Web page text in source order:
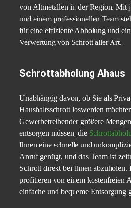
von Altmetallen in der Region. Mit
und einem professionellen Team
für eine effiziente Abholung und
Verwertung von Schrott aller Art.
Schrottabholung Ahaus
Unabhängig davon, ob Sie als
Haushaltsschrott loswerden
Gewerbetreibender größere
entsorgen müssen, die
Ihnen eine schnelle und
Anruf genügt, und das Team ist
Schrott direkt bei Ihnen abzuholen.
profitieren von einem kostenfreien
einfache und bequeme Entsorgung